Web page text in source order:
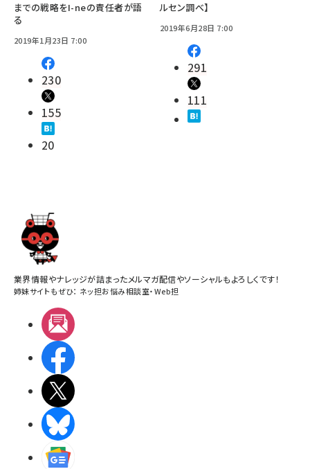
までの戦略をI-neの責任者が語
る
2019年1月23日 7:00
230
155
20
ルセン調べ】
2019年6月28日 7:00
291
111
業界情報やナレッジが詰まったメルマガ配信やソーシャルもよろしくです！
姉妹サイトもぜひ： ネッ担お悩み相談室・Web担